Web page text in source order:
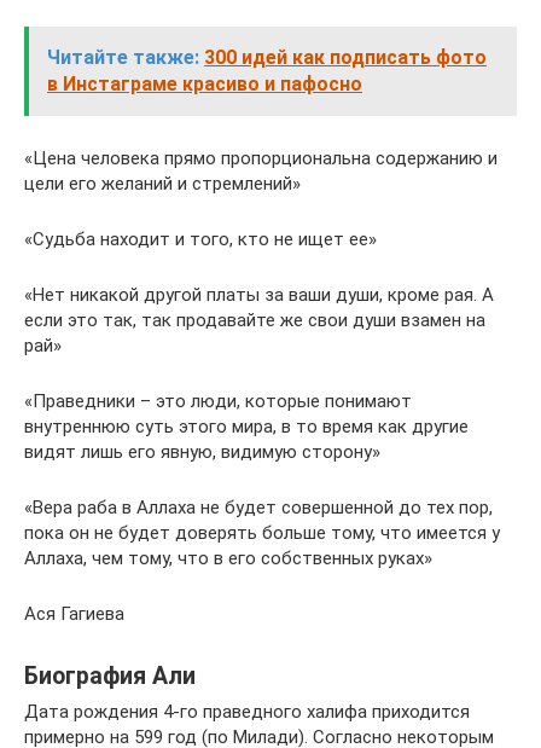
Читайте также: 300 идей как подписать фото
в Инстаграме красиво и пафосно
«Цена человека прямо пропорциональна содержанию и
цели его желаний и стремлений»
«Судьба находит и того, кто не ищет ее»
«Нет никакой другой платы за ваши души, кроме рая. А
если это так, так продавайте же свои души взамен на
рай»
«Праведники – это люди, которые понимают
внутреннюю суть этого мира, в то время как другие
видят лишь его явную, видимую сторону»
«Вера раба в Аллаха не будет совершенной до тех пор,
пока он не будет доверять больше тому, что имеется у
Аллаха, чем тому, что в его собственных руках»
Ася Гагиева
Биография Али
Дата рождения 4-го праведного халифа приходится
примерно на 599 год (по Милади). Согласно некоторым